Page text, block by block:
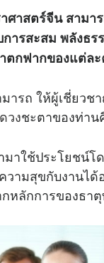
ศาสตร์จีน สาม
การสะสม พลังธ
ตกฟากของแต่ล
ารถ ให้ผู้เชี่ยว
ดวงชะตาของท่า
าใช้ประโยชน์โ
วามสุขกับงานไ
กหลักการของธา